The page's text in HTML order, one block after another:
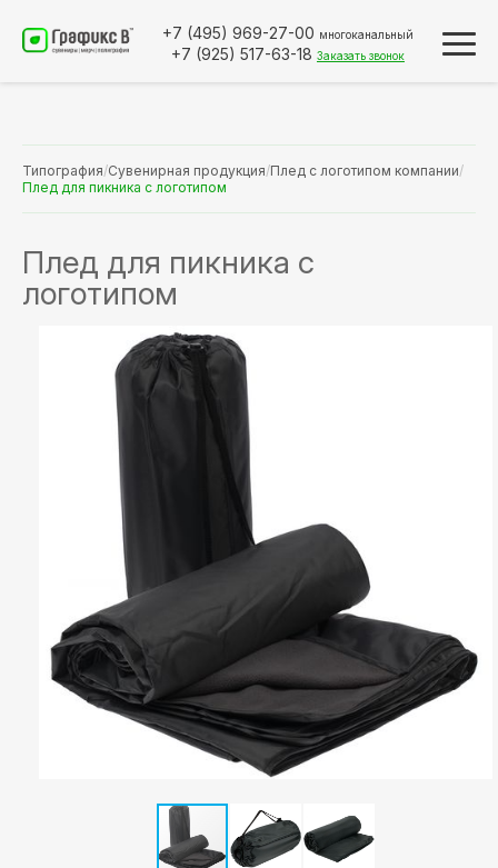
+7 (495) 969-27-00 многоканальный
+7 (925) 517-63-18 Заказать звонок
Типография/Сувенирная продукция/Плед с логотипом компании/
Плед для пикника с логотипом
Плед для пикника с
логотипом